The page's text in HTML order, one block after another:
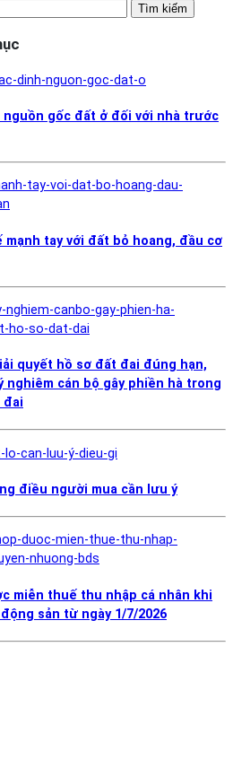
nguồn gốc đất ở đối với nhà trước
mạnh tay với đất bỏ hoang, đầu cơ
quyết hồ sơ đất đai đúng hạn,
nghiêm cán bộ gây phiền hà trong
đai
điều người mua cần lưu ý
miễn thuế thu nhập cá nhân khi
sản từ ngày 1/7/2026